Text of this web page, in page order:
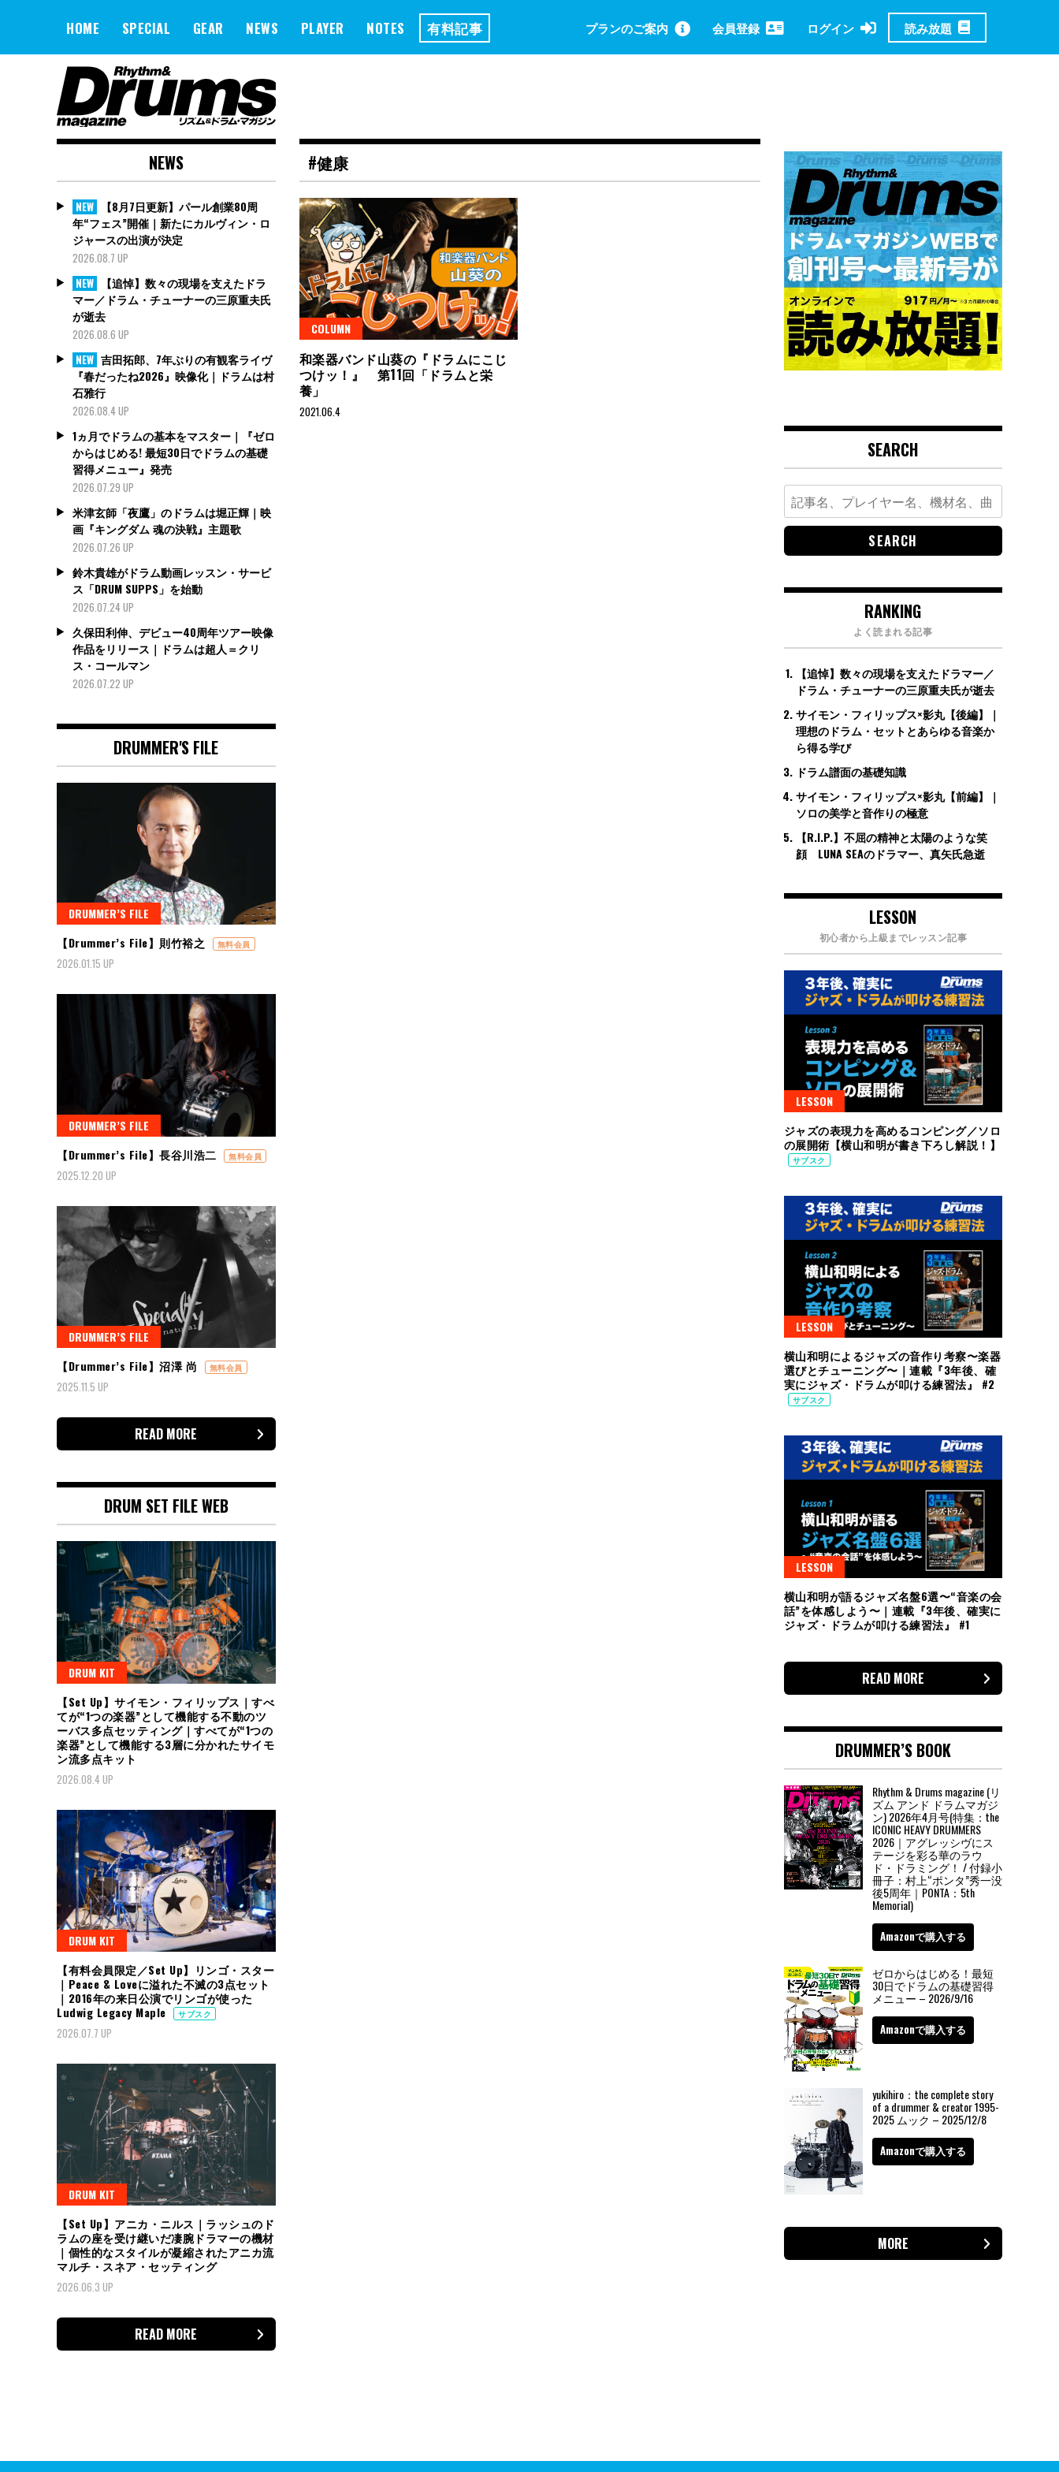
HOME SPECIAL GEAR NEWS PLAYER NOTES 有料記事 プランのご案内 会員登録 ログイン 読み放題
#健康
COLUMN
和楽器バンド山葵の『ドラムにこじ
つけッ！』 第11回「ドラムと栄
養」
2021.06.4
NEWS
NEW
【8月7日更新】パール創業80周
年“フェス”開催｜新たにカルヴィン・ロ
ジャースの出演が決定
2026.08.7 UP
NEW
【追悼】数々の現場を支えたドラ
マー／ドラム・チューナーの三原重夫氏
が逝去
2026.08.6 UP
NEW 吉田拓郎、7年ぶりの有観客ライヴ
『春だったね2026』映像化｜ドラムは村
石雅行
2026.08.4 UP
1ヵ月でドラムの基本をマスター｜『ゼロ
からはじめる! 最短30日でドラムの基礎
習得メニュー』発売
2026.07.29 UP
米津玄師「夜鷹」のドラムは堀正輝｜映
画『キングダム 魂の決戦』主題歌
2026.07.26 UP
鈴木貴雄がドラム動画レッスン・サービ
ス「DRUM SUPPS」を始動
2026.07.24 UP
久保田利伸、デビュー40周年ツアー映像
作品をリリース｜ドラムは超人＝クリ
ス・コールマン
2026.07.22 UP
DRUMMER'S FILE
DRUMMER’S FILE
【Drummer’s File】則竹裕之
無料会員
2026.01.15 UP
DRUMMER’S FILE
【Drummer’s File】長谷川浩二
無料会員
2025.12.20 UP
DRUMMER’S FILE
【Drummer’s File】沼澤 尚
無料会員
2025.11.5 UP
READ MORE
DRUM SET FILE WEB
DRUM KIT
【Set Up】サイモン・フィリップス｜すべ
てが“1つの楽器”として機能する不動のツ
ーバス多点セッティング｜すべてが“1つの
楽器”として機能する3層に分かれたサイモ
ン流多点キット
2026.08.4 UP
DRUM KIT
【有料会員限定／Set Up】リンゴ・スター
｜Peace & Loveに溢れた不滅の3点セット
｜2016年の来日公演でリンゴが使った
Ludwig Legacy Maple
サブスク
2026.07.7 UP
DRUM KIT
【Set Up】アニカ・ニルス｜ラッシュのド
ラムの座を受け継いだ凄腕ドラマーの機材
｜個性的なスタイルが凝縮されたアニカ流
マルチ・スネア・セッティング
2026.06.3 UP
READ MORE
SEARCH
Search
for:
RANKING
よく読まれる記事
【追悼】数々の現場を支えたドラマー／
ドラム・チューナーの三原重夫氏が逝去
サイモン・フィリップス×影丸【後編】｜
理想のドラム・セットとあらゆる音楽か
ら得る学び
ドラム譜面の基礎知識
サイモン・フィリップス×影丸【前編】｜
ソロの美学と音作りの極意
【R.I.P.】不屈の精神と太陽のような笑
顔 LUNA SEAのドラマー、真矢氏急逝
LESSON
初心者から上級までレッスン記事
LESSON
ジャズの表現力を高めるコンピング／ソロ
の展開術【横山和明が書き下ろし解説！】
サブスク
LESSON
横山和明によるジャズの音作り考察〜楽器
選びとチューニング〜｜連載『3年後、確
実にジャズ・ドラムが叩ける練習法』 #2
サブスク
LESSON
横山和明が語るジャズ名盤6選〜“音楽の会
話”を体感しよう〜｜連載『3年後、確実に
ジャズ・ドラムが叩ける練習法』 #1
READ MORE
DRUMMER’S BOOK
Rhythm & Drums magazine (リ
ズム アンド ドラムマガジ
ン) 2026年4月号(特集：the
ICONIC HEAVY DRUMMERS
2026｜アグレッシヴにス
テージを彩る華のラウ
ド・ドラミング！ / 付録小
冊子：村上“ポンタ”秀一没
後5周年｜PONTA：5th
Memorial)
Amazonで購入する
ゼロからはじめる！最短
30日でドラムの基礎習得
メニュー – 2026/9/16
Amazonで購入する
yukihiro：the complete story
of a drummer & creator 1995-
2025 ムック – 2025/12/8
Amazonで購入する
MORE